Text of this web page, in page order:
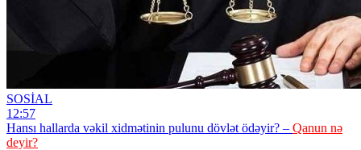
SOSİAL
12:57
Hansı hallarda vəkil xidmətinin pulunu dövlət ödəyir? – Qanun nə
deyir?